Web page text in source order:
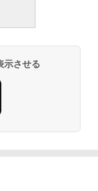
示させる